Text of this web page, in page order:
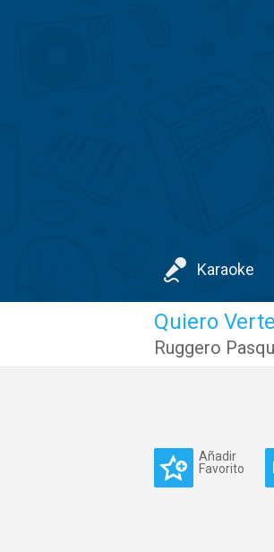
Karaoke
Quiero
Ruggero
Añadir
Favorito